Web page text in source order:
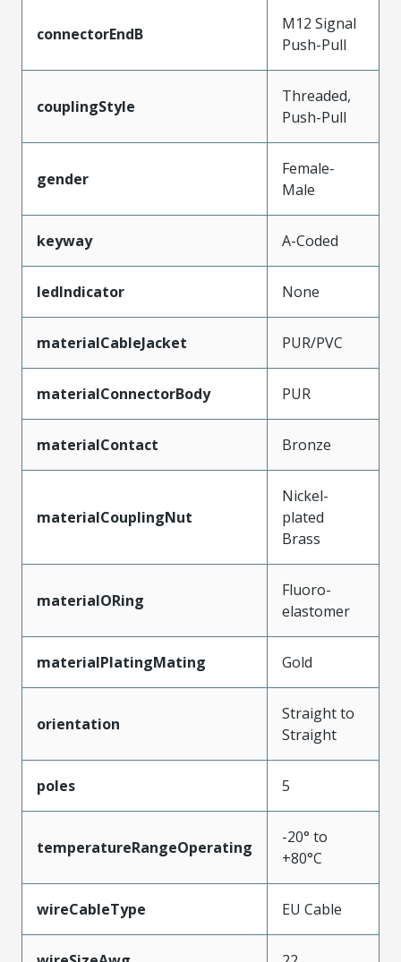
connectorEndB
M12 Signal
Push-Pull
couplingStyle
Threaded,
Push-Pull
gender
Female-
Male
keyway A-Coded
ledIndicator None
materialCableJacket PUR/PVC
materialConnectorBody PUR
materialContact Bronze
materialCouplingNut
Nickel-
plated
Brass
materialORing
Fluoro-
elastomer
materialPlatingMating Gold
orientation
Straight to
Straight
poles 5
temperatureRangeOperating
-20° to
+80°C
wireCableType EU Cable